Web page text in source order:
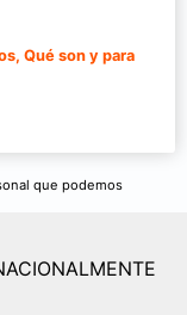
Qué son y para
que podemos